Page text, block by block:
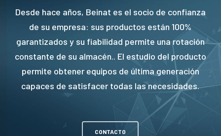
Desde hace años, Beinat es el socio de confianza
de su empresa: sus productos están 100%
garantizados y su fiabilidad permite una rotación
constante de su almacén.. El estudio del producto
permite obtener equipos de última generación
capaces de satisfacer todas las necesidades.
CONTACTO